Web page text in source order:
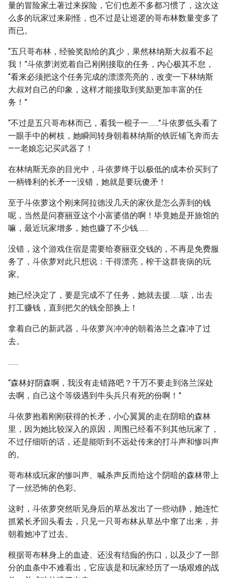
量的冒险家土著过来探险，它们也差不多都习惯了，这次这
么多的玩家过来刷怪，也不过是让巡逻的哥布林数量变多了
而已。
“五只哥布林，经验奖励给的真少，果然林纳斯大叔看不起
我！”斗依萝浏览着自己刚刚接取的任务，内心极其不怠，
“看来必须把这个任务完成的漂漂亮亮的，改变一下林纳斯
大叔对自己的印象，这样才能接取到奖励更加丰富的任
务！”
“不过是五只哥布林而已，看我一棍子一……”斗依萝低头看了
一眼手中的树枝，她瞬间转身朝着林纳斯的铁匠铺飞奔而去
——老娘忘记买武器了！
在林纳斯无奈的目光中，斗依萝终于以极低的成本价买到了
一柄锋利的长矛——没错，她就是要玩傻矛！
至于斗依萝这个刚来阿拉德没几天的家伙是怎么弄到的钱
呢，当然是问赛丽亚这个小富婆借的啊！毕竟她是开旅馆的
嘛，最近玩家增多，她也赚了不少钱……
没错，这个游戏住宿是需要给赛丽亚交钱的，不再是免费服
务了，斗依萝对此只想说：干得漂亮，榨干这群丧病的玩
家。
她已经决定了，要是完成不了任务，她就去援……咳，出去
打工赚钱，直到把欠的钱全部换上！
拿着自己的新武器，斗依萝兴冲冲的朝着洛兰之森冲了过
去。
……
“森林好阴森啊，我没有走错路吧？千万不要走到洛兰深处
去啊，自己这个等级遇到牛头兵只有死的份啊！”
斗依萝抱着刚刚获得的长矛，小心翼翼的走在阴暗的森林
里，因为她比较深入的原因，周围已经看不到其他玩家了，
不过仔细听的话，还是能听到不远处传来的打斗声和惨叫声
的。
哥布林或玩家的惨叫声、喊杀声反而给这个阴暗的森林带上
了一丝恐怖的色彩。
这时，斗依萝突然听见身后的草丛发出了一些动静，她连忙
抓紧长矛回头看去，只见一只哥布林从草丛中窜了出来，并
朝着她冲了过去。
根据哥布林身上的血迹、还没有结痂的伤口，以及少了一部
分的血条中不难看出，它应该是和玩家经历了一场艰难的战